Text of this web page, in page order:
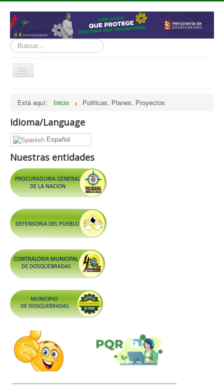
Buscar...
Cambiar
Presupuesto
Politicas, Planes, Proyectos
Tramites y Servicios
Contratación
Servicio Información
Control y Rendición de Cuentas
Grupos De Interés
Gestión Seguridad y Salud en el Trabajo
Correo
Conciliación y Daño Antijurídico
Veedurias
Código de Integridad
Gestión del Talento Humano
Derechos Fundamentales
Está aquí: Inicio Politicas, Planes, Proyectos
Idioma/Language
Español
Nuestras entidades